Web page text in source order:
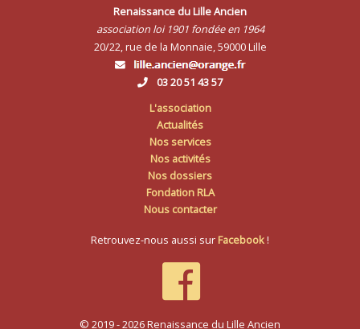
Renaissance du Lille Ancien
association loi 1901 fondée en 1964
20/22, rue de la Monnaie, 59000 Lille
03 20 51 43 57
L'association
Actualités
Nos services
Nos activités
Nos dossiers
Fondation RLA
Nous contacter
Retrouvez-nous aussi sur Facebook!
© 2019 - 2026 Renaissance du Lille Ancien